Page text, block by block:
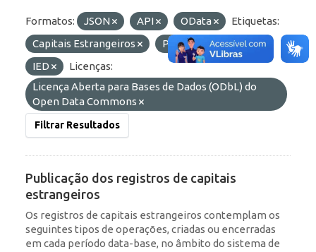
Formatos: JSON API OData
Etiquetas:
Capitais Estrangeiros
Portfólio
RDE
IED
Licenças:
Licença Aberta para Bases de Dados (ODbL) do
Open Data Commons
Filtrar Resultados
Publicação dos registros de capitais
estrangeiros
Os registros de capitais estrangeiros contemplam os
seguintes tipos de operações, criadas ou encerradas
em cada período data-base, no âmbito do sistema de